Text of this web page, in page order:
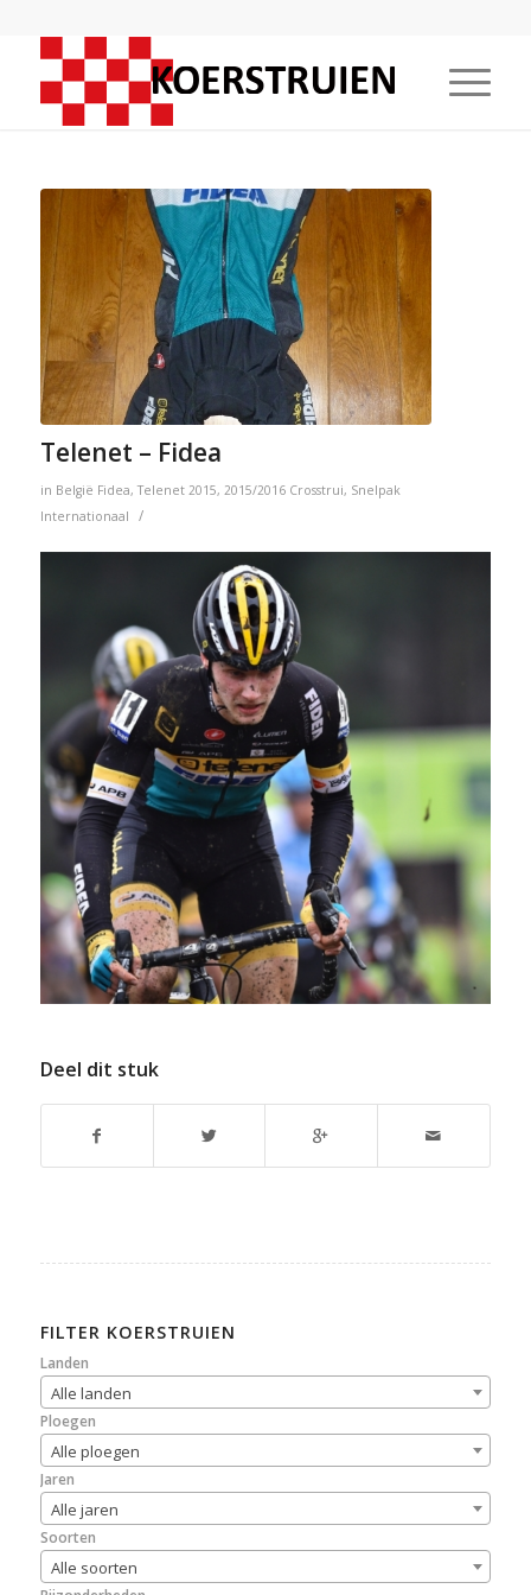
Telenet – Fidea
in België Fidea,Telenet 2015, 2015/2016 Crosstrui, Snelpak
Internationaal
/
Deel dit stuk
FILTER KOERSTRUIEN
Landen
Alle landen
Ploegen
Alle ploegen
Jaren
Alle jaren
Soorten
Alle soorten